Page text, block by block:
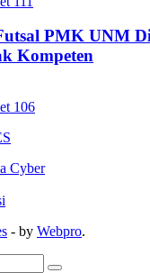
PMK UNM
Kompeten
106
Cyber
- by Webpro.